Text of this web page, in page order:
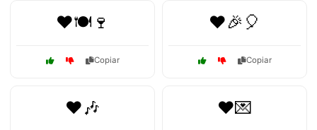
❤️🍽️🍷
Copiar
❤️🎉🎈
Copiar
❤️🎶 ❤️💌